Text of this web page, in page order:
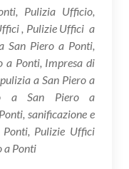
Pulizia Ufficio,
, Pulizie Uffici a
San Piero a Ponti,
a Ponti, Impresa di
a San Piero a
a San Piero a
sanificazione e
Pulizie Uffici
a Ponti